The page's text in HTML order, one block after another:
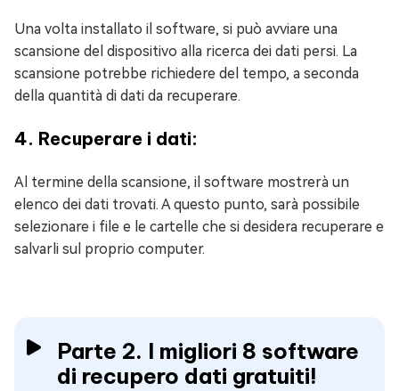
Una volta installato il software, si può avviare una
scansione del dispositivo alla ricerca dei dati persi. La
scansione potrebbe richiedere del tempo, a seconda
della quantità di dati da recuperare.
4. Recuperare i dati:
Al termine della scansione, il software mostrerà un
elenco dei dati trovati. A questo punto, sarà possibile
selezionare i file e le cartelle che si desidera recuperare e
salvarli sul proprio computer.
Parte 2. I migliori 8 software
di recupero dati gratuiti!